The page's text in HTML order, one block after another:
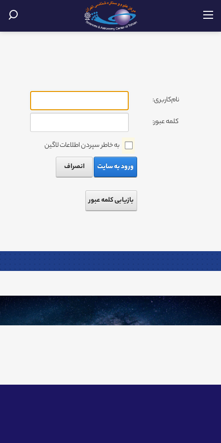
نام‌کاربری:
کلمه عبور:
به خاطر سپردن اطلاعات لاگین
ورود به سایت
انصراف
بازیابی کلمه عبور